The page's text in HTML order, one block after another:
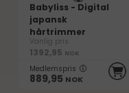
Babyliss - Digital
japansk
hårtrimmer
Vanlig pris
1392,95 NOK
Medlemspris
889,95 NOK